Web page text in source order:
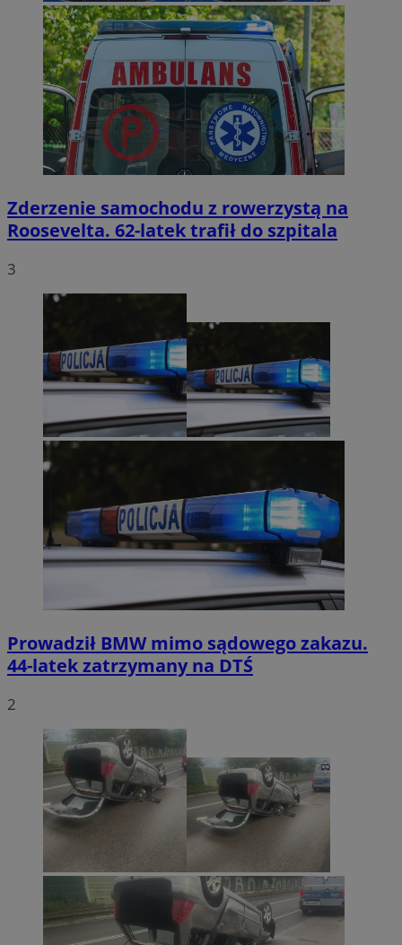
Zderzenie samochodu z rowerzystą na
Roosevelta. 62-latek trafił do szpitala
3
Prowadził BMW mimo sądowego zakazu.
44-latek zatrzymany na DTŚ
2